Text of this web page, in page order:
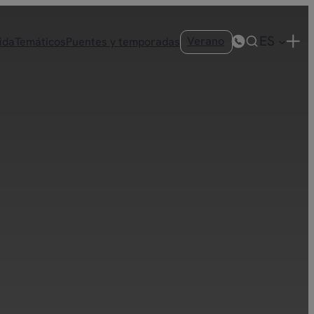
TemáticosPuentes y temporadas Verano ES +